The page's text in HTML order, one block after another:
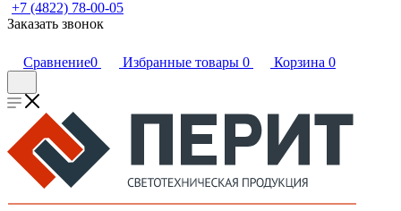
+7 (4822) 78-00-05
Заказать звонок
Сравнение0 Избранные товары 0 Корзина 0